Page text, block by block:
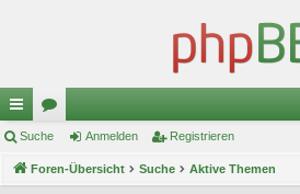
ch
ne
or
en
Suche Anmelden Registrieren
Foren-Übersicht Suche Aktive Themen